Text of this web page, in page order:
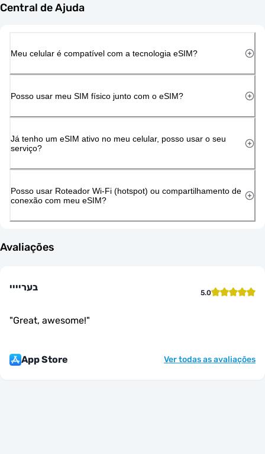
Central de Ajuda
Meu celular é compatível com a tecnologia eSIM?
Posso usar meu SIM físico junto com o eSIM?
Já tenho um eSIM ativo no meu celular, posso usar o seu
serviço?
Posso usar Roteador Wi-Fi (hotspot) ou compartilhamento de
conexão com meu eSIM?
Avaliações
בעריייי 5.0
"Great, awesome!"
App Store Ver todas as avaliações